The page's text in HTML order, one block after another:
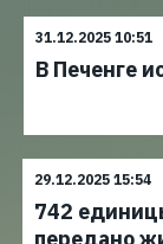
31.12.2025 10:51
В Печенге
29.12.2025 15:54
742